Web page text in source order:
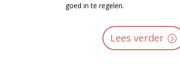
goed in te regelen.
Lees verder